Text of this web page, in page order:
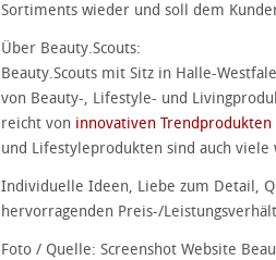
Sortiments wieder und soll dem
Über Beauty.Scouts:
Beauty.Scouts mit Sitz in Halle-
von Beauty-, Lifestyle- und
reicht von innovativen Trendprodukten
und Lifestyleprodukten sind auch
Individuelle Ideen, Liebe zum Detail,
hervorragenden Preis-/
Foto / Quelle: Screenshot Website